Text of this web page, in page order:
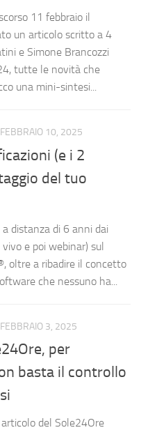
11 febbraio il
un articolo scritto a 4
e Simone Brancozzi
tutte le novità che
una mini-sintesi...
FEBBRAIO 10, 2025
(e i 2
del tuo
distanza di 6 anni dai
e poi webinar) sul
oltre a ribadire il concetto
che nessuno ha...
FEBBRAIO 3, 2025
per
basta il controllo
del Sole24Ore